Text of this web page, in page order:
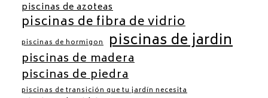
piscinas de azoteas
piscinas de fibra de vidrio
piscinas de hormigon piscinas de jardin
piscinas de madera
piscinas de piedra
piscinas de transición que tu jardín necesita